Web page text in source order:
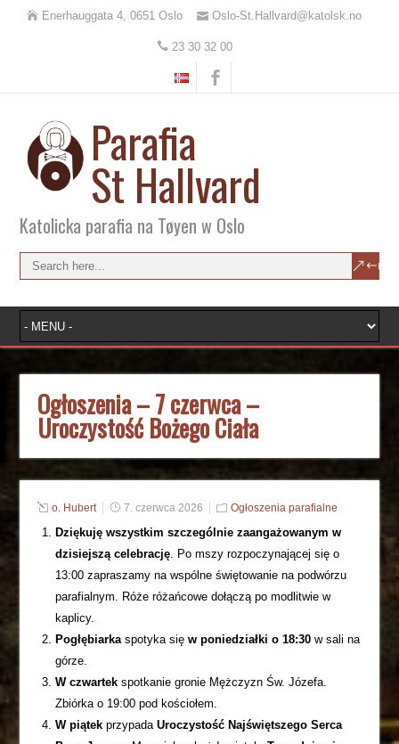
Enerhauggata 4, 0651 Oslo Oslo-St.Hallvard@katolsk.no
23 30 32 00
Parafia
St Hallvard
Katolicka parafia na Tøyen w Oslo
Ogłoszenia – 7 czerwca –
Uroczystość Bożego Ciała
o. Hubert 7. czerwca 2026 Ogłoszenia parafialne
Dziękuję wszystkim szczególnie zaangażowanym w
dzisiejszą celebrację. Po mszy rozpoczynającej się o
13:00 zapraszamy na wspólne świętowanie na podwórzu
parafialnym. Róże różańcowe dołączą po modlitwie w
kaplicy.
Pogłębiarkaspotyka sięw poniedziałki o 18:30 w sali na
górze.
W czwartek spotkanie gronie Mężczyzn Św. Józefa.
Zbiórka o 19:00 pod kościołem.
W piątek przypadaUroczystość Najświętszego Serca